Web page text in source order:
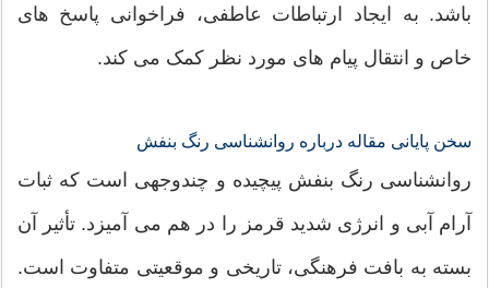
باشد. به ایجاد ارتباطات عاطفی، فراخوانی پاسخ های
خاص و انتقال پیام های مورد نظر کمک می کند.
سخن پایانی مقاله درباره روانشناسی رنگ بنفش
روانشناسی رنگ بنفش پیچیده و چندوجهی است که ثبات
آرام آبی و انرژی شدید قرمز را در هم می آمیزد. تأثیر آن
بسته به بافت فرهنگی، تاریخی و موقعیتی متفاوت است.